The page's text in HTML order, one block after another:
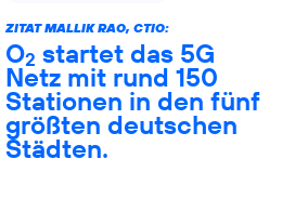
ZITAT MALLIK RAO, CTIO:
O2 startet das 5G
Netz mit rund 150
Stationen in den fünf
größten deutschen
Städten.